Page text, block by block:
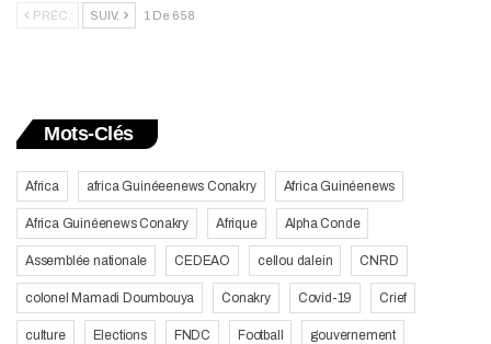
PRÉC. SUIV. 1 De 658
Mots-Clés
Africa africa Guinéeenews Conakry Africa Guinéenews
Africa Guinéenews Conakry Afrique Alpha Conde
Assemblée nationale CEDEAO cellou dalein CNRD
colonel Mamadi Doumbouya Conakry Covid-19 Crief
culture Elections FNDC Football gouvernement